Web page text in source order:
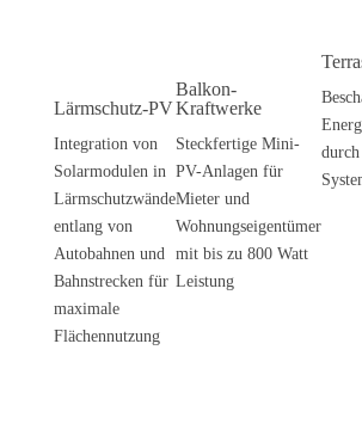
Lärmschutz-PV
Integration von
Solarmodulen in
Lärmschutzwände
entlang von
Autobahnen und
Bahnstrecken für
maximale
Flächennutzung
Balkon-
Kraftwerke
Steckfertige Mini-
PV-Anlagen für
Mieter und
Wohnungseigentümer
mit bis zu 800 Watt
Leistung